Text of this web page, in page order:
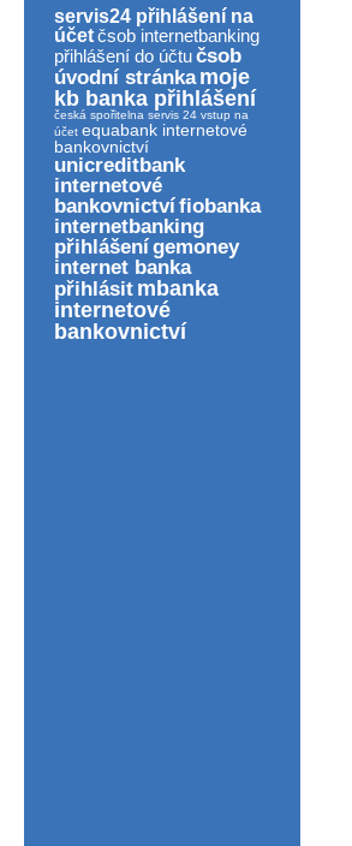
servis24 přihlášení na
účetčsob internetbanking
přihlášení do účtučsob
úvodní stránka moje
kb banka přihlášení
česká spořitelna servis 24 vstup na
účet equabank internetové
bankovnictví
unicreditbank
internetové
bankovnictvífiobanka
internetbanking
přihlášenígemoney
internet banka
přihlásit mbanka
internetové
bankovnictví